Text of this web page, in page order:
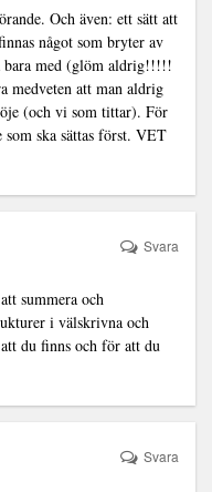
Och även: ett sätt att
något som bryter av
bara med (glöm aldrig!!!!!
medveten att man aldrig
(och vi som tittar). För
ska sättas först. VET
summera och
i välskrivna och
du finns och för att du
Svara
Svara